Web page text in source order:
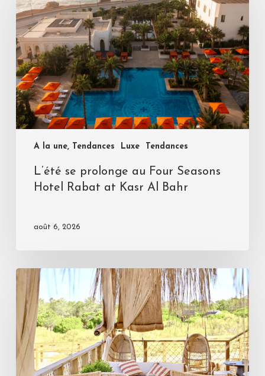
A la une, Tendances Luxe Tendances
L’été se prolonge au Four Seasons
Hotel Rabat at Kasr Al Bahr
août 6, 2026